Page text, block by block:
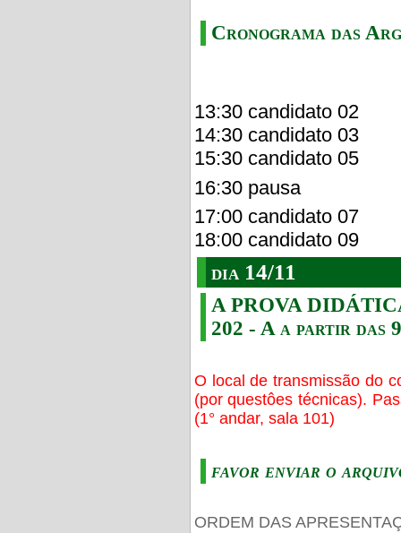
Cronograma das
13:30 candidato 02
14:30 candidato 03
15:30 candidato 05
16:30 pausa
17:00 candidato 07
18:00 candidato 09
dia 14/11
A PROVA
202 - A a partir das
O local de transmissão do
(por questôes técnicas).
(1° andar, sala 101)
favor enviar o
ORDEM DAS